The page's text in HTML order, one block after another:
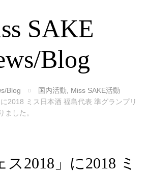
SAKE
Blog
Blog 国内活動
Miss SAKE活動
2018 ミス日本酒 福島代表 準グランプリ
ました。
ス2018」に2018 ミ